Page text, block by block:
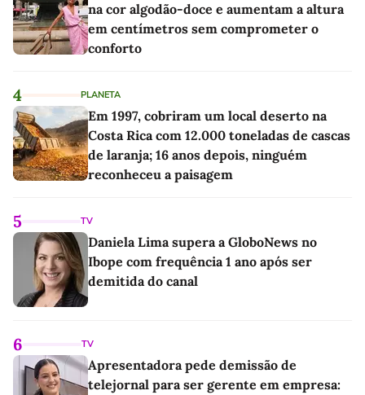
na cor algodão-doce e aumentam a altura
em centímetros sem comprometer o
conforto
4 PLANETA
Em 1997, cobriram um local deserto na
Costa Rica com 12.000 toneladas de cascas
de laranja; 16 anos depois, ninguém
reconheceu a paisagem
5 TV
Daniela Lima supera a GloboNews no
Ibope com frequência 1 ano após ser
demitida do canal
6 TV
Apresentadora pede demissão de
telejornal para ser gerente em empresa: